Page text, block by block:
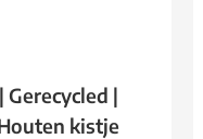
|
kistje